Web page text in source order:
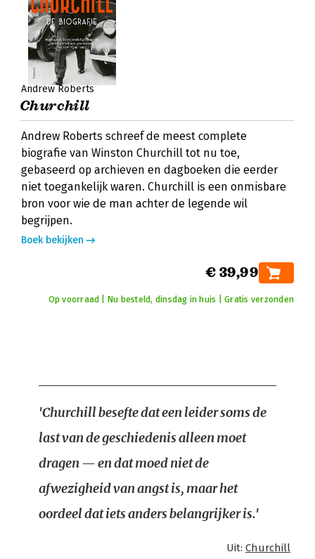
Andrew Roberts
Churchill
Andrew Roberts schreef de meest complete
biografie van Winston Churchill tot nu toe,
gebaseerd op archieven en dagboeken die eerder
niet toegankelijk waren. Churchill is een onmisbare
bron voor wie de man achter de legende wil
begrijpen.
Boek bekijken
€ 39,99
Op voorraad | Nu besteld, dinsdag in huis | Gratis verzonden
'Churchill besefte dat een leider soms de
last van de geschiedenis alleen moet
dragen — en dat moed niet de
afwezigheid van angst is, maar het
oordeel dat iets anders belangrijker is.'
Uit: Churchill